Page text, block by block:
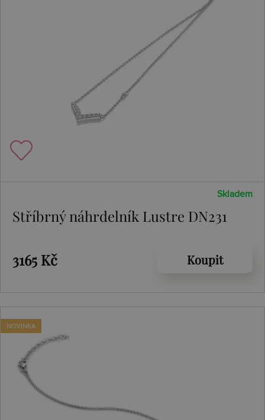
Skladem
Stříbrný náhrdelník Lustre DN231
3165 Kč Koupit
NOVINKA